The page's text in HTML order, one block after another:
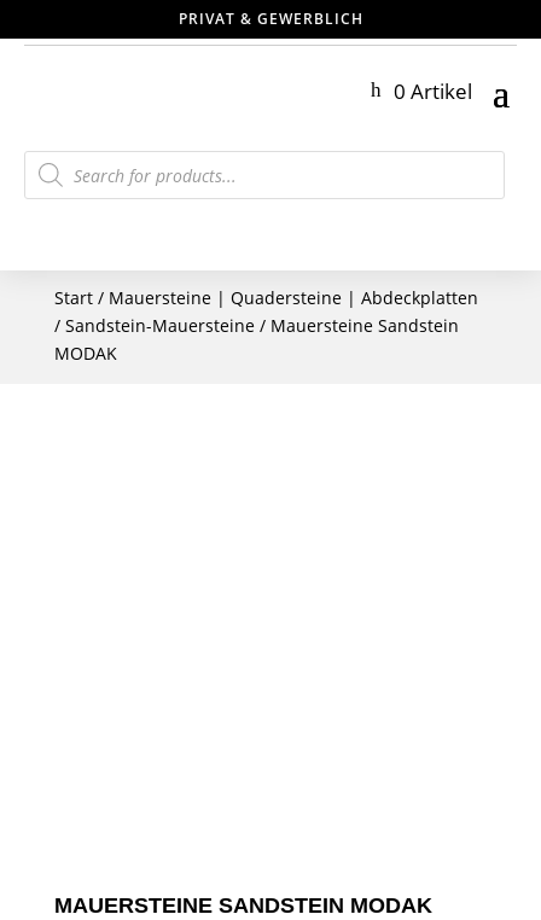
PRIVAT & GEWERBLICH
0 Artikel
Products
search
Start/ Mauersteine | Quadersteine | Abdeckplatten
/ Sandstein-Mauersteine/ Mauersteine Sandstein
MODAK
MAUERSTEINE SANDSTEIN MODAK